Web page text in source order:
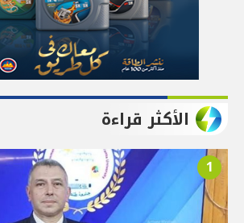
الأكثر قراءة
1